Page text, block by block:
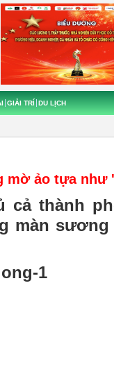
GIẢI TRÍ DU LỊCH
mờ ảo tựa như
cả thành
màn